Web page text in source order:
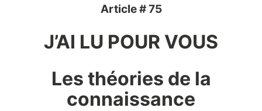
Article # 75
J’AI LU POUR VOUS
Les théories de la
connaissance